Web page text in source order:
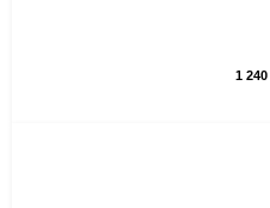
1 240